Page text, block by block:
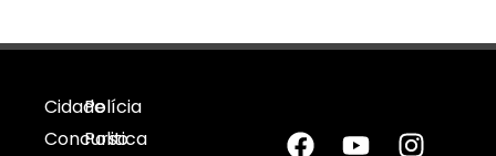
Cidade
Concurso
Polícia
Politica